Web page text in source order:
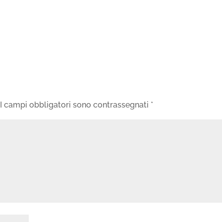
I campi obbligatori sono contrassegnati *